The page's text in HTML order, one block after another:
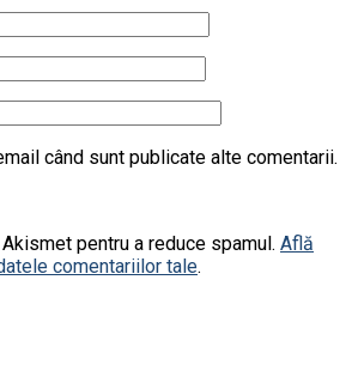
când sunt publicate alte comentarii.
pentru a reduce spamul. Află
comentariilor tale.